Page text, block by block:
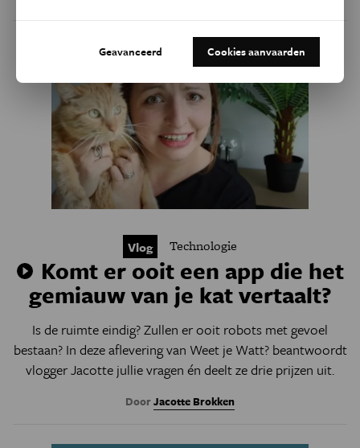
Vlog Technologie
Komt er ooit een app die het
gemiauw van je kat vertaalt?
Is de ruimte eindig? Zullen er ooit robots met gevoel
bestaan? In deze aflevering van Weet je Watt? beantwoordt
vlogger Jacotte jullie vragen én deelt ze drie prijzen uit.
DoorJacotte Brokken
Geavanceerd Cookies aanvaarden